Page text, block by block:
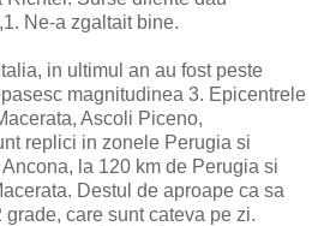
Ne-a zgaltait bine.
in ultimul an au fost peste
magnitudinea 3. Epicentrele
Ascoli Piceno,
replici in zonele Perugia si
la 120 km de Perugia si
Destul de aproape ca sa
care sunt cateva pe zi.